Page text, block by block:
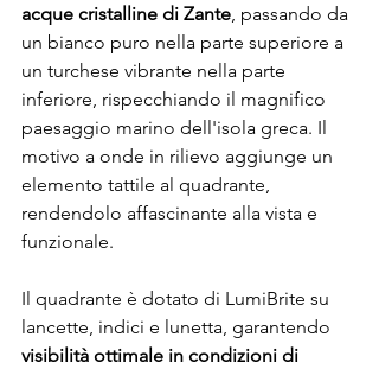
acque cristalline di Zante, passando da
un bianco puro nella parte superiore a
un turchese vibrante nella parte
inferiore, rispecchiando il magnifico
paesaggio marino dell'isola greca. Il
motivo a onde in rilievo aggiunge un
elemento tattile al quadrante,
rendendolo affascinante alla vista e
funzionale.
Il quadrante è dotato di LumiBrite su
lancette, indici e lunetta, garantendo
visibilità ottimale in condizioni di